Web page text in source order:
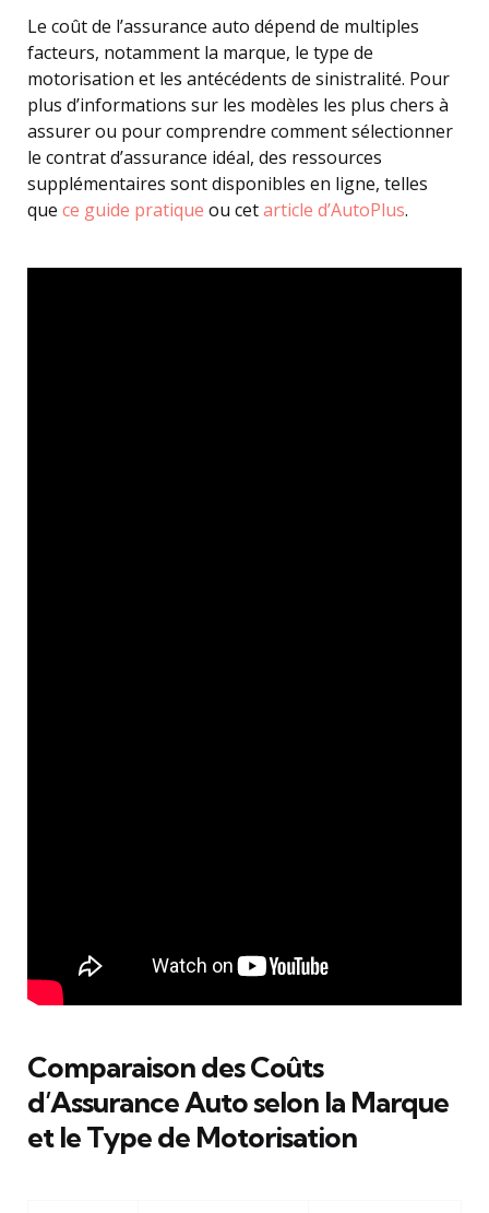
Le coût de l’assurance auto dépend de multiples
facteurs, notamment la marque, le type de
motorisation et les antécédents de sinistralité. Pour
plus d’informations sur les modèles les plus chers à
assurer ou pour comprendre comment sélectionner
le contrat d’assurance idéal, des ressources
supplémentaires sont disponibles en ligne, telles
que ce guide pratique ou cetarticle d’AutoPlus.
Comparaison des Coûts
d’Assurance Auto selon la Marque
et le Type de Motorisation